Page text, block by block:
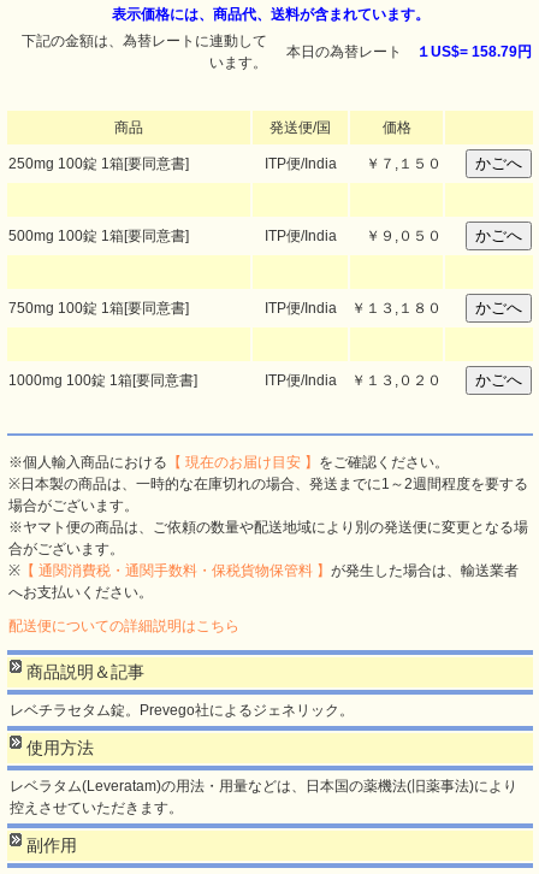
表示価格には、商品代、送料が含まれています。
下記の金額は、為替レートに連動して
います。
本日の為替レート １US$= 158.79円
商品 発送便/国 価格
250mg 100錠 1箱[要同意書] ITP便/India ￥ ７,１５０
500mg 100錠 1箱[要同意書] ITP便/India ￥ ９,０５０
750mg 100錠 1箱[要同意書] ITP便/India ￥ １３,１８０
1000mg 100錠 1箱[要同意書] ITP便/India ￥ １３,０２０
※個人輸入商品における 【 現在のお届け目安 】 をご確認ください。
※日本製の商品は、一時的な在庫切れの場合、発送までに1～2週間程度を要する
場合がございます。
※ヤマト便の商品は、ご依頼の数量や配送地域により別の発送便に変更となる場
合がございます。
※ 【 通関消費税・通関手数料・保税貨物保管料 】 が発生した場合は、輸送業者
へお支払いください。
配送便についての詳細説明はこちら
商品説明＆記事
レベチラセタム錠。Prevego社によるジェネリック。
使用方法
レベラタム(Leveratam)の用法・用量などは、日本国の薬機法(旧薬事法)により
控えさせていただきます。
副作用